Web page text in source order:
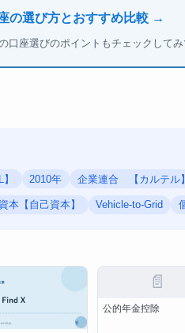
の選び方とおすすめ比較 →
口座選びのポイントもチェックしてみ
2010年 企業連合 【カルテル】
本【自己資本】 Vehicle-to-Grid
📄
公的年金控除